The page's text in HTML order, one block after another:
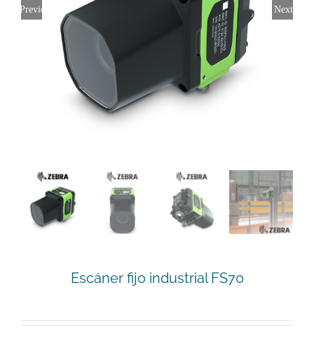
Previous Next
Escáner fijo industrial FS70